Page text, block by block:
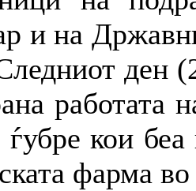
и на
ден
работата
ѓубре кои
фарма